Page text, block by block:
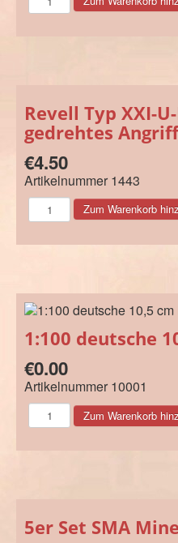
Revell Typ XXI-
gedrehtes
€4.50
Artikelnummer 1443
1:100 deutsche
€0.00
Artikelnummer 10001
5er Set SMA